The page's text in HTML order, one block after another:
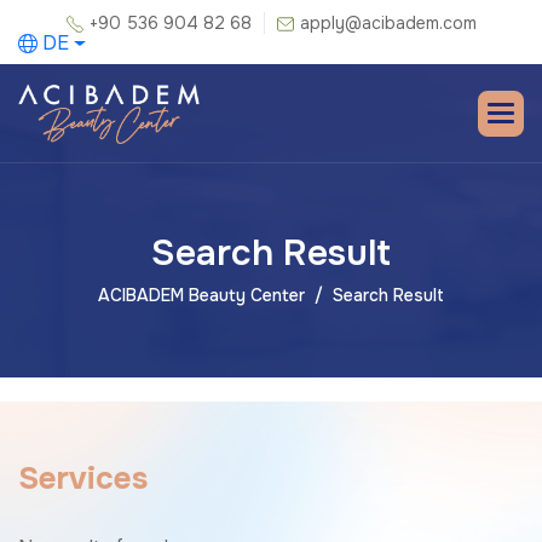
+90 536 904 82 68 apply@acibadem.com
DE
Search Result
ACIBADEM Beauty Center Search Result
Services